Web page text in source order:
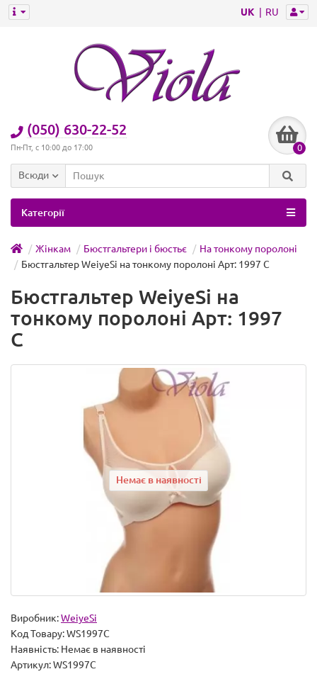
UK RU
(050) 630-22-52
Пн-Пт, с 10:00 до 17:00 0
Всюди
Категорії
Жінкам Бюстгальтери і бюстьє
На тонкому поролоні
Бюстгальтер WeiyeSi на тонкому поролоні Арт: 1997 C
Бюстгальтер WeiyeSi на
тонкому поролоні Арт: 1997
C
Немає в наявності
Виробник:WeiyeSi
Код Товару:WS1997C
Наявність: Немає в наявності
Артикул: WS1997C